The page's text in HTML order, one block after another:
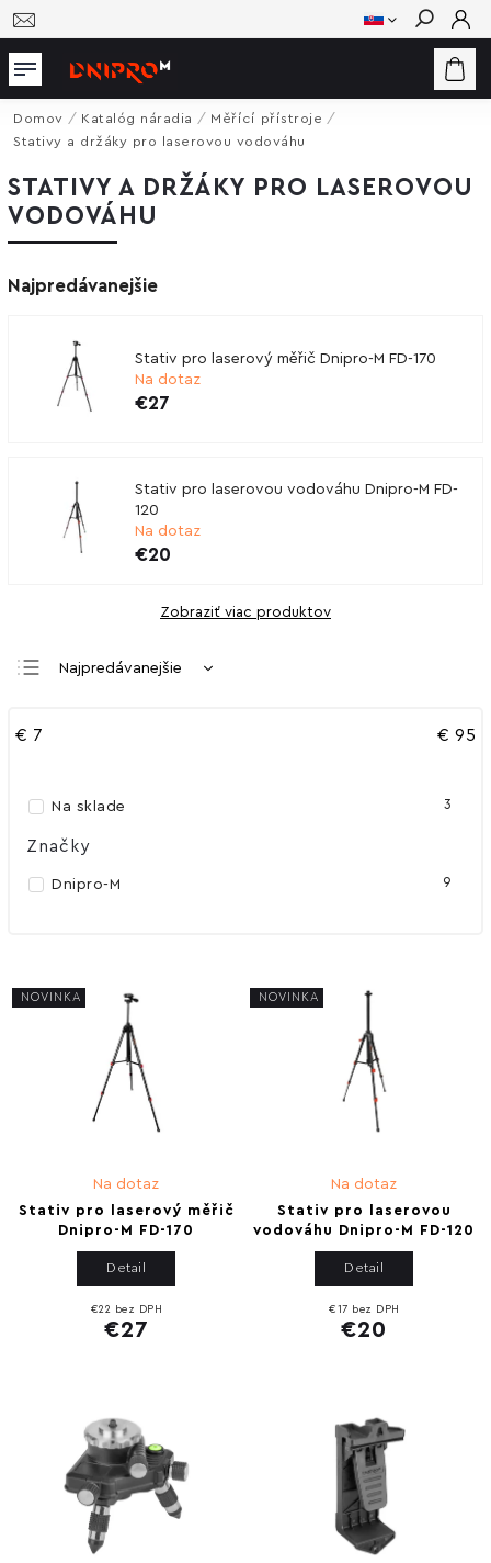
Hľadať
Domov / Katalóg náradia / Měřící přístroje /
Stativy a držáky pro laserovou vodováhu
STATIVY A DRŽÁKY PRO LASEROVOU
VODOVÁHU
Najpredávanejšie
Stativ pro laserový měřič Dnipro-M FD-170
Na dotaz
€27
Stativ pro laserovou vodováhu Dnipro-M FD-
120
Na dotaz
€20
Zobraziť viac produktov
Najpredávanejšie
€ 7 € 95
Na sklade 3
Značky
Dnipro-M 9
NOVINKA
Stativ pro laserový měřič
Dnipro-M FD-170
Na dotaz
€22 bez DPH
€27
Detail
NOVINKA
Stativ pro laserovou
vodováhu Dnipro-M FD-120
Na dotaz
€17 bez DPH
€20
Detail